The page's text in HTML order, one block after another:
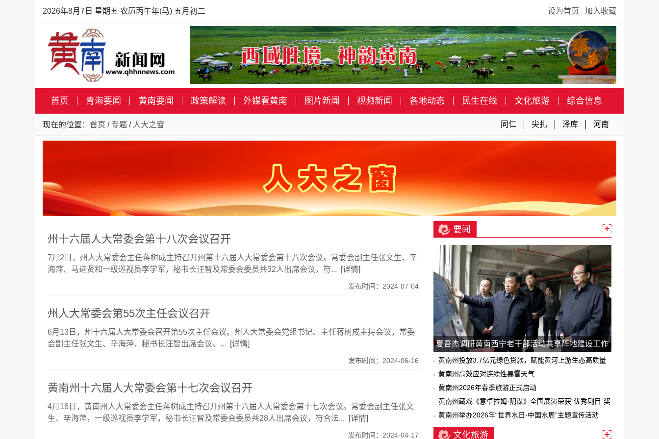
2026年8月7日 星期五 农历丙午年(马) 五月初二 设为首页 加入收藏
首页 青海要闻 黄南要闻 政策解读 外媒看黄南 图片新闻 视频新闻 各地动态 民生在线 文化旅游 综合信息
现在的位置： 首页 / 专题 / 人大之窗 同仁 尖扎 泽库 河南
州十六届人大常委会第十八次会议召开
7月2日，州人大常委会主任蒋树成主持召开州第十六届人大常委会第十八次会议。常委会副主任张文生、辛
海萍、马进贤和一级巡视员李学军，秘书长汪智及常委会委员共32人出席会议，符...
[详情]
发布时间：2024-07-04
州人大常委会第55次主任会议召开
6月13日，州十六届人大常委会召开第55次主任会议。州人大常委会党组书记、主任蒋树成主持会议，常委
会副主任张文生、辛海萍，秘书长汪智出席会议。...
[详情]
发布时间：2024-06-16
黄南州十六届人大常委会第十七次会议召开
4月16日，黄南州人大常委会主任蒋树成主持召开州第十六届人大常委会第十七次会议。常委会副主任张文
生、辛海萍，一级巡视员李学军，秘书长汪智及常委会委员共28人出席会议，符合法...
[详情]
发布时间：2024-04-17
要闻
夏吾杰调研黄南西宁老干部活动共享阵地建设工作
黄南州投放3.7亿元绿色贷款，赋能黄河上游生态高质量
发展
黄南州高效应对连续性暴雪天气
黄南州2026年春季旅游正式启动
黄南州藏戏《意卓拉姆·阴谋》全国展演荣获“优秀剧目”奖
黄南州举办2026年“世界水日·中国水周”主题宣传活动
文化旅游